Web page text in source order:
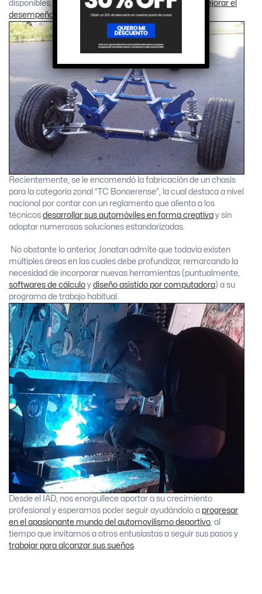
disponibles, introducemodificaciones orientadas a mejorar el
desempeño
Recientemente, se le encomendó la fabricación de un chasis
para la categoría zonal “TC Bonaerense”, la cual destaca a nivel
nacional por contar con un reglamento que alienta a los
técnicos desarrollar sus automóviles en forma creativa y sin
adoptar numerosas soluciones estandarizadas.
No obstante lo anterior, Jonatan admite que todavía existen
múltiples áreas en las cuales debe profundizar, remarcando la
necesidad de incorporar nuevas herramientas (puntualmente,
softwares de cálculo y diseño asistido por computadora) a su
programa de trabajo habitual.
Desde el IAD, nos enorgullece aportar a su crecimiento
profesional y esperamos poder seguir ayudándolo a progresar
en el apasionante mundo del automovilismo deportivo , al
tiempo que invitamos a otros entusiastas a seguir sus pasos y
trabajar para alcanzar sus sueños